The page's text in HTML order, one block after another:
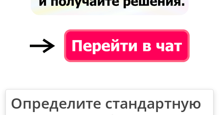
Определите стандартную